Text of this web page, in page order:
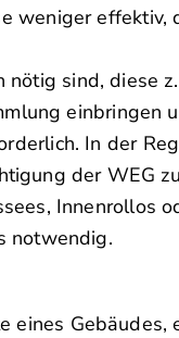
weniger effektiv,
sind, diese
einbringen
In der
der WEG
Innenrollos
notwendig.
Gebäudes,